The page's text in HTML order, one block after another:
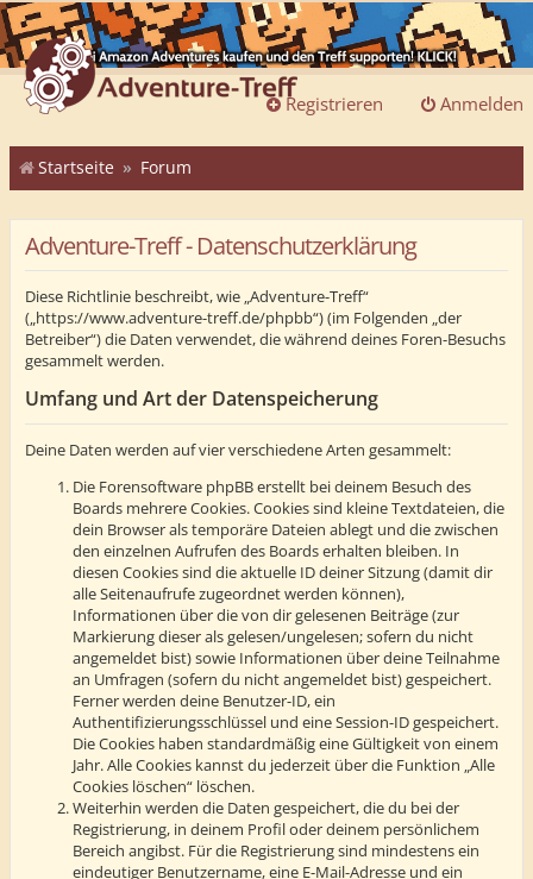
Anmelden
Registrieren
Startseite Forum
Adventure-Treff - Datenschutzerklärung
Diese Richtlinie beschreibt, wie „Adventure-Treff“
(„https://www.adventure-treff.de/phpbb“) (im Folgenden „der
Betreiber“) die Daten verwendet, die während deines Foren-Besuchs
gesammelt werden.
Umfang und Art der Datenspeicherung
Deine Daten werden auf vier verschiedene Arten gesammelt:
Die Forensoftware phpBB erstellt bei deinem Besuch des
Boards mehrere Cookies. Cookies sind kleine Textdateien, die
dein Browser als temporäre Dateien ablegt und die zwischen
den einzelnen Aufrufen des Boards erhalten bleiben. In
diesen Cookies sind die aktuelle ID deiner Sitzung (damit dir
alle Seitenaufrufe zugeordnet werden können),
Informationen über die von dir gelesenen Beiträge (zur
Markierung dieser als gelesen/ungelesen; sofern du nicht
angemeldet bist) sowie Informationen über deine Teilnahme
an Umfragen (sofern du nicht angemeldet bist) gespeichert.
Ferner werden deine Benutzer-ID, ein
Authentifizierungsschlüssel und eine Session-ID gespeichert.
Die Cookies haben standardmäßig eine Gültigkeit von einem
Jahr. Alle Cookies kannst du jederzeit über die Funktion „Alle
Cookies löschen“ löschen.
Weiterhin werden die Daten gespeichert, die du bei der
Registrierung, in deinem Profil oder deinem persönlichem
Bereich angibst. Für die Registrierung sind mindestens ein
eindeutiger Benutzername, eine E-Mail-Adresse und ein